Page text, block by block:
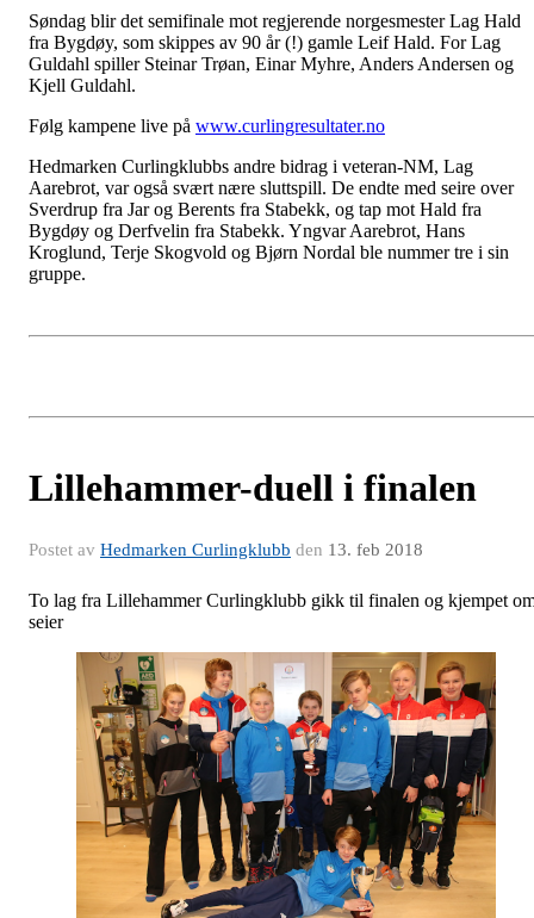
Søndag blir det semifinale mot regjerende norgesmester Lag Hald
fra Bygdøy, som skippes av 90 år (!) gamle Leif Hald. For Lag
Guldahl spiller Steinar Trøan, Einar Myhre, Anders Andersen og
Kjell Guldahl.
Følg kampene live på www.curlingresultater.no
Hedmarken Curlingklubbs andre bidrag i veteran-NM, Lag
Aarebrot, var også svært nære sluttspill. De endte med seire over
Sverdrup fra Jar og Berents fra Stabekk, og tap mot Hald fra
Bygdøy og Derfvelin fra Stabekk. Yngvar Aarebrot, Hans
Kroglund, Terje Skogvold og Bjørn Nordal ble nummer tre i sin
gruppe.
Lillehammer-duell i finalen
Postet av Hedmarken Curlingklubb den 13. feb 2018
To lag fra Lillehammer Curlingklubb gikk til finalen og kjempet
seier